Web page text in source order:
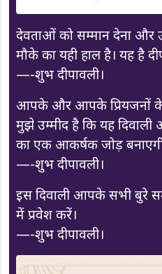
देवताओं को सम्मान देना और
मौके का यही हाल है। यह है
—-शुभ दीपावली।
आपके और आपके प्रियजनों के
मुझे उम्मीद है कि यह
का एक आकर्षक जोड़
—-शुभ दीपावली।
इस दिवाली आपके सभी बुरे
में प्रवेश करें।
—-शुभ दीपावली।